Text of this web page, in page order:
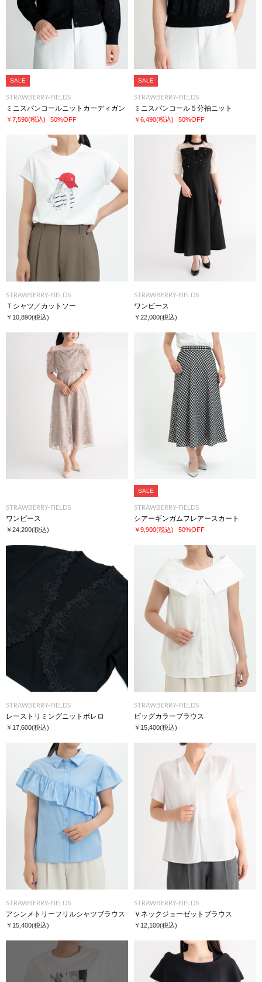
SALE
STRAWBERRY-FIELDS
ミニスパンコールニットカーディガン
￥7,590(税込) 50%OFF
SALE
STRAWBERRY-FIELDS
ミニスパンコール５分袖ニット
￥6,490(税込) 50%OFF
STRAWBERRY-FIELDS
Ｔシャツ／カットソー
￥10,890(税込)
STRAWBERRY-FIELDS
ワンピース
￥22,000(税込)
STRAWBERRY-FIELDS
ワンピース
￥24,200(税込)
SALE
STRAWBERRY-FIELDS
シアーギンガムフレアースカート
￥9,900(税込) 50%OFF
STRAWBERRY-FIELDS
レーストリミングニットボレロ
￥17,600(税込)
STRAWBERRY-FIELDS
ビッグカラーブラウス
￥15,400(税込)
STRAWBERRY-FIELDS
アシンメトリーフリルシャツブラウス
￥15,400(税込)
STRAWBERRY-FIELDS
Ｖネックジョーゼットブラウス
￥12,100(税込)